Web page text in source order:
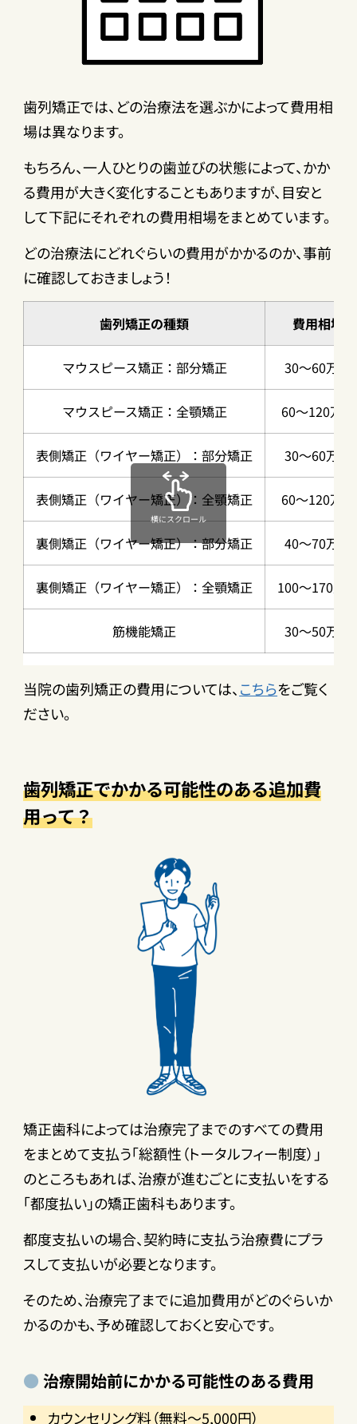
歯列矯正では、どの治療法を選ぶかによって費用相
場は異なります。
もちろん、一人ひとりの歯並びの状態によって、かか
る費用が大きく変化することもありますが、目安と
して下記にそれぞれの費用相場をまとめています。
どの治療法にどれぐらいの費用がかかるのか、事前
に確認しておきましょう！
歯列矯正の種類 費用相場
マウスピース矯正：部分矯正 30～60万円
マウスピース矯正：全顎矯正 60～120万円
表側矯正（ワイヤー矯正）：部分矯正 30～60万円
表側矯正（ワイヤー矯正）：全顎矯正 60～120万円
裏側矯正（ワイヤー矯正）：部分矯正 40～70万円
裏側矯正（ワイヤー矯正）：全顎矯正 100～170万
筋機能矯正 30～50万円
横にスクロール
当院の歯列矯正の費用については、 こちらをご覧く
ださい。
歯列矯正でかかる可能性のある追加費
用って？
矯正歯科によっては治療完了までのすべての費用
をまとめて支払う「総額性（トータルフィー制度）」
のところもあれば、治療が進むごとに支払いをする
「都度払い」の矯正歯科もあります。
都度支払いの場合、契約時に支払う治療費にプラ
スして支払いが必要となります。
そのため、治療完了までに追加費用がどのぐらいか
かるのかも、予め確認しておくと安心です。
治療開始前にかかる可能性のある費用
カウンセリング料（無料～5,000円）